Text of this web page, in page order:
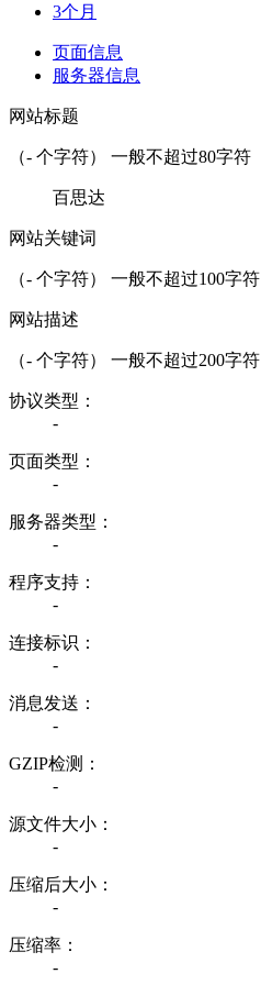
3个月
页面信息
服务器信息
网站标题
（- 个字符） 一般不超过80字符
百思达
网站关键词
（- 个字符） 一般不超过100字符
网站描述
（- 个字符） 一般不超过200字符
协议类型：
-
页面类型：
-
服务器类型：
-
程序支持：
-
连接标识：
-
消息发送：
-
GZIP检测：
-
源文件大小：
-
压缩后大小：
-
压缩率：
-